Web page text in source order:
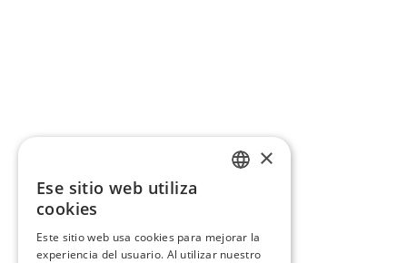
×
Ese sitio web utiliza
cookies
Este sitio web usa cookies para mejorar la
experiencia del usuario. Al utilizar nuestro